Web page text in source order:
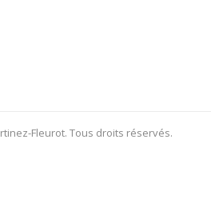
Fleurot. Tous droits réservés.